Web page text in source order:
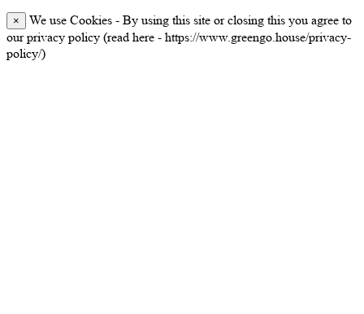
×
We use Cookies - By using this site or closing this you agree to
our privacy policy (read here - https://www.greengo.house/privacy-
policy/)